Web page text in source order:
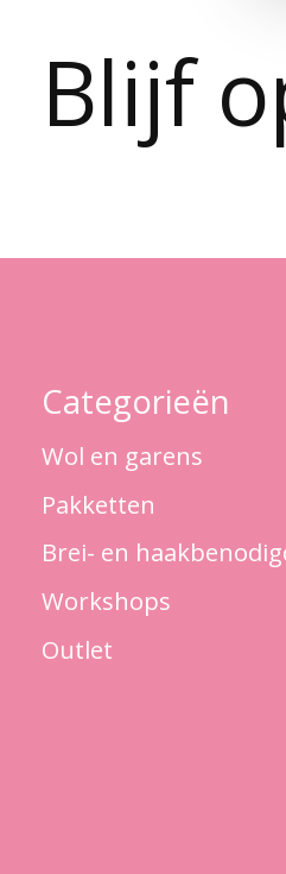
Blijf
Categorieën
Wol en garens
Pakketten
Brei- en
Workshops
Outlet